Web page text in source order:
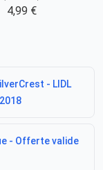
4,99 €
- LIDL
- Offerte valide